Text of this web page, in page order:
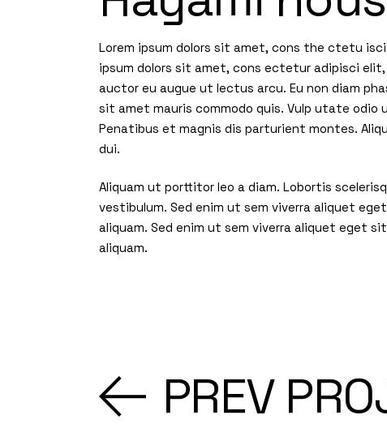
Lorem ipsum dolors sit amet, cons the ctetu
ipsum dolors sit amet, cons ectetur adipisci
auctor eu augue ut lectus arcu. Eu non diam
sit amet mauris commodo quis. Vulp utate
Penatibus et magnis dis parturient montes.
dui.
Aliquam ut porttitor leo a diam. Lobortis
vestibulum. Sed enim ut sem viverra aliquet
aliquam. Sed enim ut sem viverra aliquet eget
aliquam.
PREV